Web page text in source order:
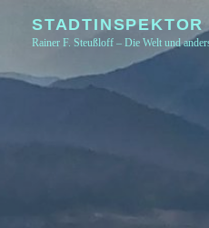
STADTINSPEKTOR
Rainer F. Steußloff – Die Welt und